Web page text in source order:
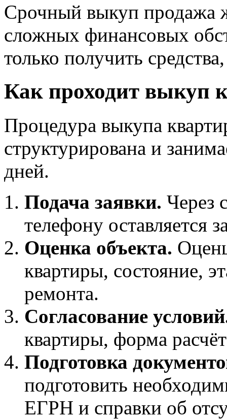
Срочный выкуп продажа
сложных финансовых
только получить
Как проходит выкуп
Процедура выкупа
структурирована и
дней.
Подача заявки. Через
телефону оставляется
Оценка объекта.
квартиры, состояние,
ремонта.
Согласование
квартиры, форма
Подготовка
подготовить
ЕГРН и справки об